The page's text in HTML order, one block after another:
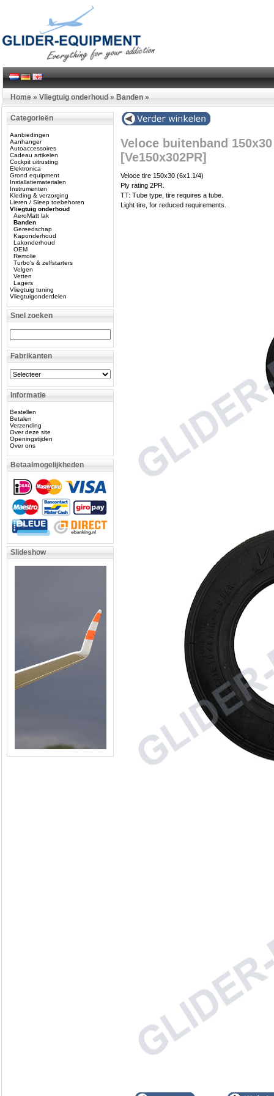
Home » Vliegtuig onderhoud » Banden »
Categorieën
Aanbiedingen
Aanhanger
Autoaccessoires
Cadeau artikelen
Cockpit uitrusting
Elektronica
Grond equipment
Installatiematerialen
Instrumenten
Kleding & verzorging
Lieren / Sleep toebehoren
Vliegtuig onderhoud
AeroMatt lak
Banden
Gereedschap
Kaponderhoud
Lakonderhoud
OEM
Remolie
Turbo's & zelfstarters
Velgen
Vetten
Lagers
Vliegtuig tuning
Vliegtuigonderdelen
Snel zoeken
Fabrikanten
Informatie
Bestellen
Betalen
Verzending
Over deze site
Openingstijden
Over ons
Betaalmogelijkheden
Slideshow
Veloce buitenband
[Ve150x302PR]
Veloce tire 150x30 (6x1.1/4)
Ply rating 2PR.
TT: Tube type, tire requires a tube.
Light tire, for reduced requirements.